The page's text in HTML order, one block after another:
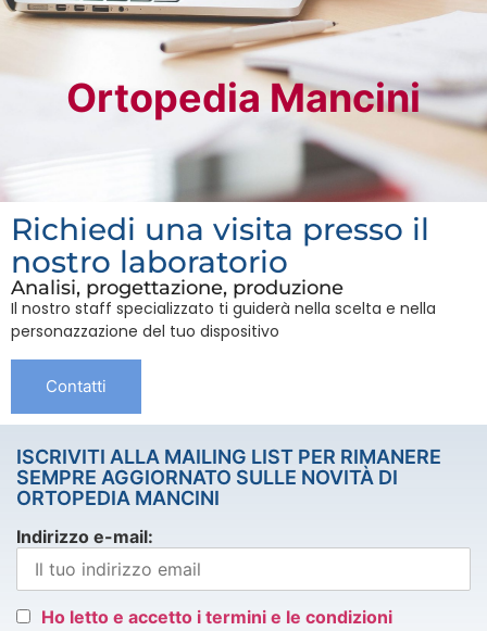
Ortopedia Mancini
Richiedi una visita presso il
nostro laboratorio
Analisi, progettazione, produzione
Il nostro staff specializzato ti guiderà nella scelta e nella
personazzazione del tuo dispositivo
Contatti
ISCRIVITI ALLA MAILING LIST PER RIMANERE
SEMPRE AGGIORNATO SULLE NOVITÀ DI
ORTOPEDIA MANCINI
Indirizzo e-mail:
Ho letto e accetto i termini e le condizioni